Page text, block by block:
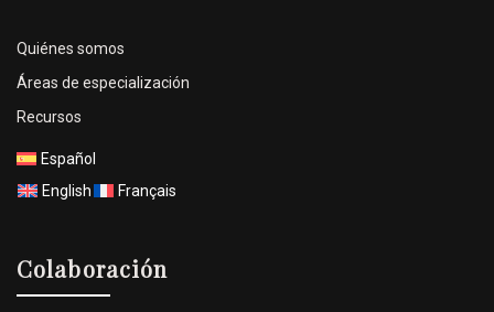
Quiénes somos
Áreas de especialización
Recursos
Español
English
Français
Colaboración